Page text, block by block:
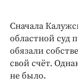
Сначала
областной суд
обязали
свой счёт.
не было.